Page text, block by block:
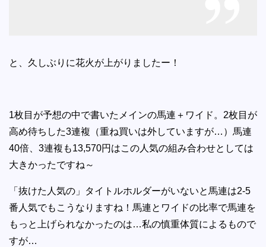
と、久しぶりに花火が上がりましたー！
1枚目が予想の中で書いたメインの馬連＋ワイド。2枚目が
高め待ちした3連複（重ね買いは外していますが…）馬連
40倍、3連複も13,570円はこの人気の組み合わせとしては
大きかったですね～
「抜けた人気の」タイトルホルダーがいないと馬連は2-5
番人気でもこうなりますね！馬連とワイドの比率で馬連を
もっと上げられなかったのは…私の慎重体質によるもので
すが…